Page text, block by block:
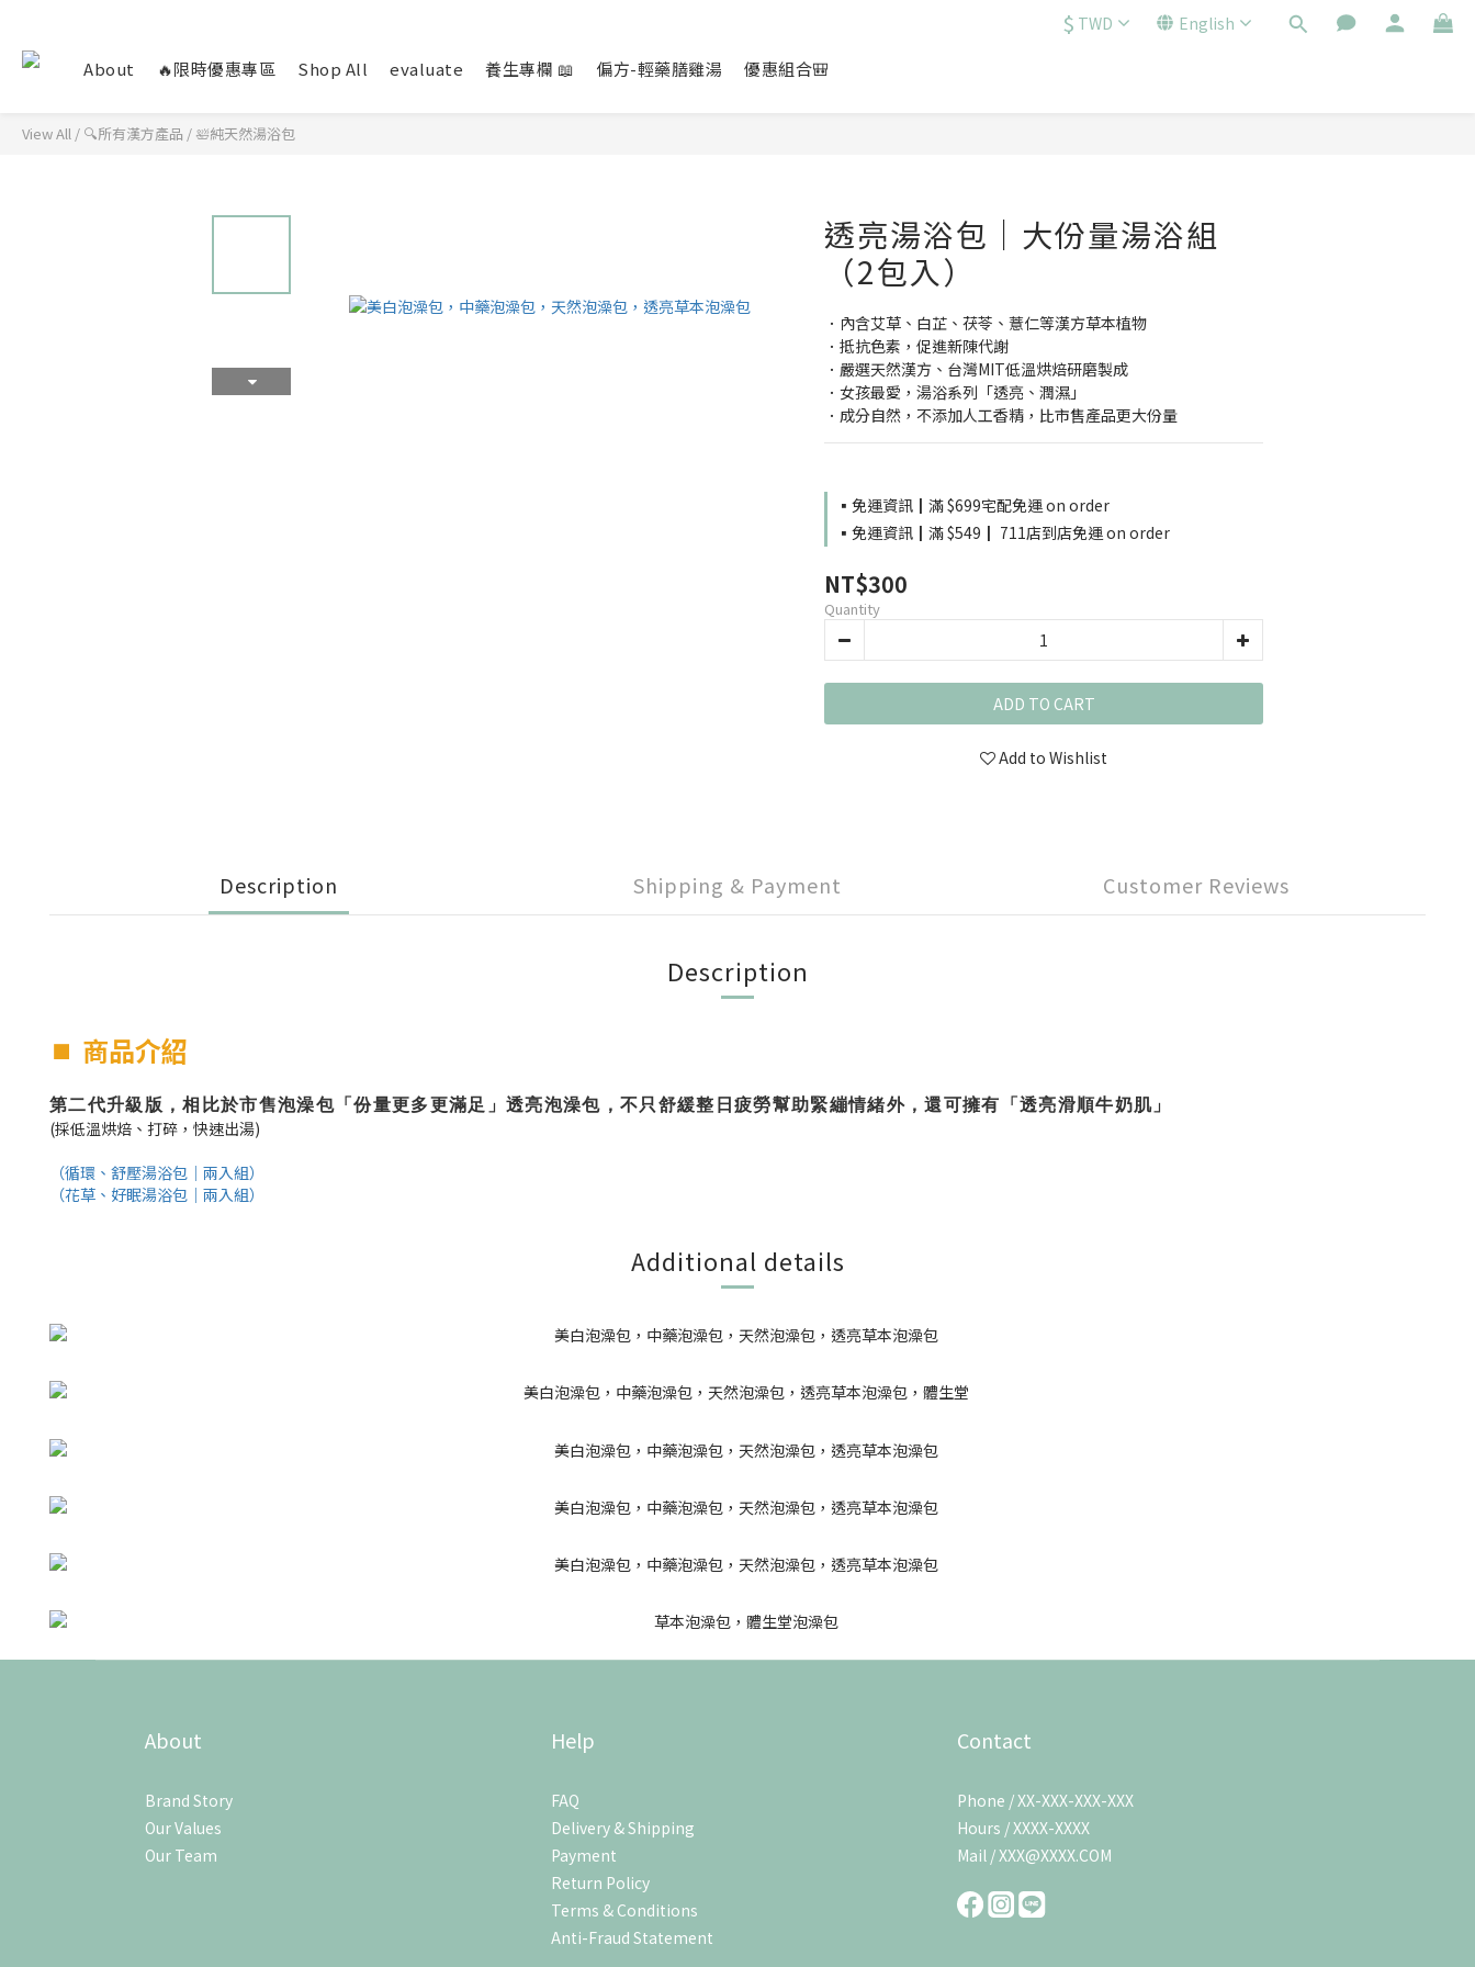
$ TWD English
About 🔥限時優惠專區 Shop All evaluate 養生專欄 📖 偏方-輕藥膳雞湯 優惠組合🎒
View All / 🔍所有漢方產品 / 🛀純天然湯浴包
透亮湯浴包｜大份量湯浴組
（2包入）
．內含艾草、白芷、茯苓、薏仁等漢方草本植物
．抵抗色素，促進新陳代謝
．嚴選天然漢方、台灣MIT低溫烘焙研磨製成
．女孩最愛，湯浴系列「透亮、潤濕」
．成分自然，不添加人工香精，比市售產品更大份量
▪️免運資訊┃滿 $699宅配免運 on order
▪️免運資訊┃滿 $549┃ 711店到店免運 on order
NT$300
Quantity
ADD TO CART
Add to Wishlist
Description Shipping & Payment Customer Reviews
Description
⏹︎ 商品介紹
第二代升級版，相比於市售泡澡包「份量更多更滿足」透亮泡澡包，不只舒緩整日疲勞幫助緊繃情緒外，還可擁有「透亮滑順牛奶肌」
(採低溫烘焙、打碎，快速出湯)
（循環、舒壓湯浴包｜兩入組）
（花草、好眠湯浴包｜兩入組）
Additional details
About
Brand Story
Our Values
Our Team
Help
FAQ
Delivery & Shipping
Payment
Return Policy
Terms & Conditions
Anti-Fraud Statement
Contact
Phone / XX-XXX-XXX-XXX
Hours / XXXX-XXXX
Mail / XXX@XXXX.COM